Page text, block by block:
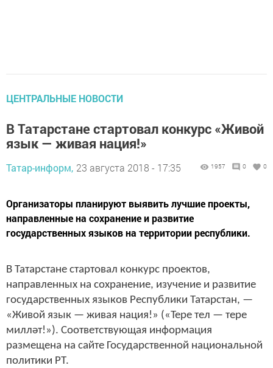
ЦЕНТРАЛЬНЫЕ НОВОСТИ
В Татарстане стартовал конкурс «Живой
язык — живая нация!»
Татар-информ, 23 августа 2018 - 17:35 1957 0 0
Организаторы планируют выявить лучшие проекты,
направленные на сохранение и развитие
государственных языков на территории республики.
В Татарстане стартовал конкурс проектов,
направленных на сохранение, изучение и развитие
государственных языков Республики Татарстан, —
«Живой язык — живая нация!» («Тере тел — тере
милләт!»). Соответствующая информация
размещена на сайте Государственной национальной
политики РТ.